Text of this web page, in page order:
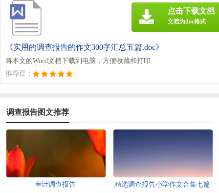
《实用的调查报告的作文300字汇总五篇.doc》
将本文的Word文档下载到电脑，方便收藏和打印
推荐度：
点击下载文档
文档为doc格式
调查报告图文推荐
审计调查报告 精选调查报告小学作文合集七篇